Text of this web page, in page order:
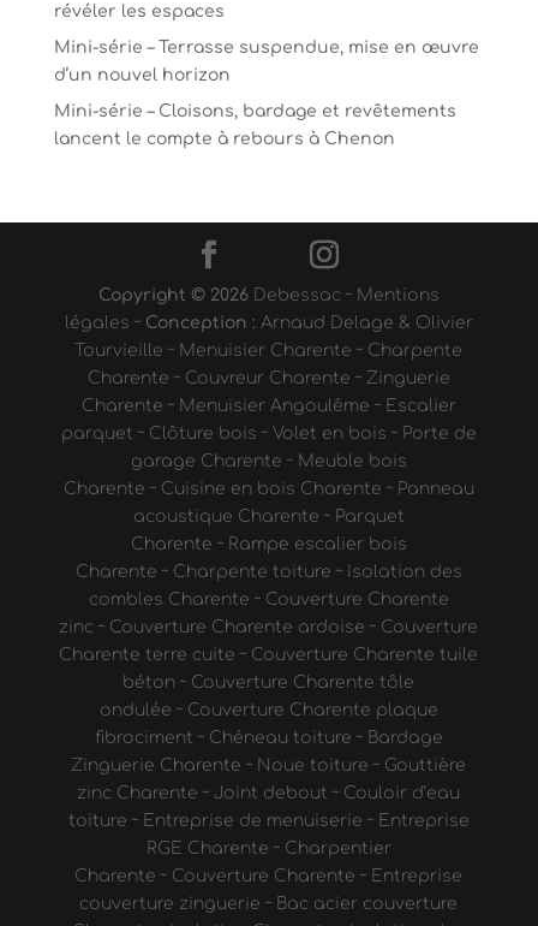
révéler les espaces
Mini-série – Terrasse suspendue, mise en œuvre
d’un nouvel horizon
Mini-série – Cloisons, bardage et revêtements
lancent le compte à rebours à Chenon
Copyright © 2026 Debessac ~ Mentions
légales ~ Conception : Arnaud Delage & Olivier
Tourvieille ~ Menuisier Charente ~ Charpente
Charente ~ Couvreur Charente ~ Zinguerie
Charente ~ Menuisier Angoulême ~ Escalier
parquet ~ Clôture bois ~ Volet en bois ~ Porte de
garage Charente ~ Meuble bois
Charente ~ Cuisine en bois Charente ~ Panneau
acoustique Charente ~ Parquet
Charente ~ Rampe escalier bois
Charente ~ Charpente toiture ~ Isolation des
combles Charente ~ Couverture Charente
zinc ~ Couverture Charente ardoise ~ Couverture
Charente terre cuite ~ Couverture Charente tuile
béton ~ Couverture Charente tôle
ondulée ~ Couverture Charente plaque
fibrociment ~ Chéneau toiture ~ Bardage
Zinguerie Charente ~ Noue toiture ~ Gouttière
zinc Charente ~ Joint debout ~ Couloir d’eau
toiture ~ Entreprise de menuiserie ~ Entreprise
RGE Charente ~ Charpentier
Charente ~ Couverture Charente ~ Entreprise
couverture zinguerie ~ Bac acier couverture